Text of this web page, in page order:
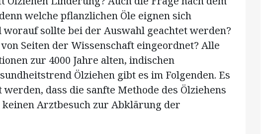
welche pflanzlichen Öle eignen sich
worauf sollte bei der Auswahl geachtet werden?
Seiten der Wissenschaft eingeordnet? Alle
zur 4000 Jahre alten, indischen
Ölziehen gibt es im Folgenden. Es
dass die sanfte Methode des Ölziehens
Arztbesuch zur Abklärung der